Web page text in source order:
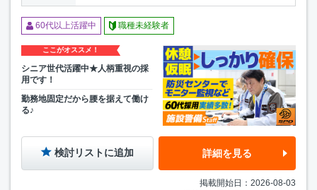
60代以上活躍中 職種未経験者
ここがオススメ！
シニア世代活躍中★人柄重視の採
用です！
勤務地固定だから腰を据えて働け
る♪
検討リストに追加 詳細を見る
掲載開始日：2026-08-03